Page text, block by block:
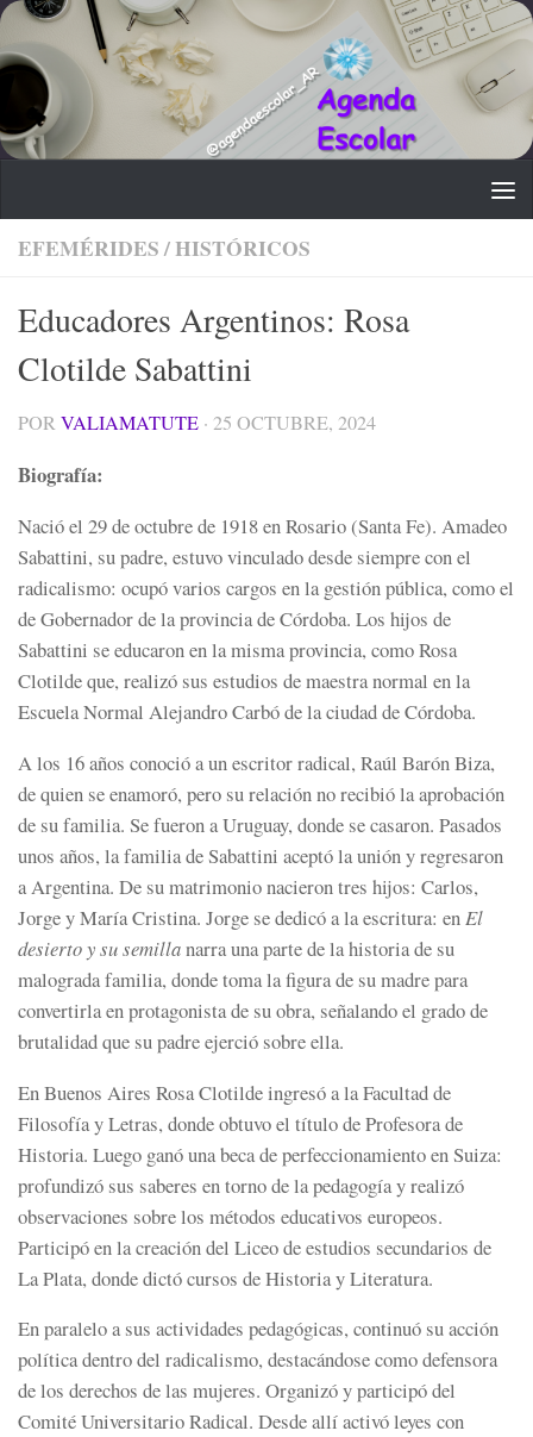
Saltar al contenido
EFEMÉRIDES/HISTÓRICOS
Educadores Argentinos: Rosa
Clotilde Sabattini
POR VALIAMATUTE · 25 OCTUBRE, 2024
Biografía:
Nació el 29 de octubre de 1918 en Rosario (Santa Fe). Amadeo
Sabattini, su padre, estuvo vinculado desde siempre con el
radicalismo: ocupó varios cargos en la gestión pública, como el
de Gobernador de la provincia de Córdoba. Los hijos de
Sabattini se educaron en la misma provincia, como Rosa
Clotilde que, realizó sus estudios de maestra normal en la
Escuela Normal Alejandro Carbó de la ciudad de Córdoba.
A los 16 años conoció a un escritor radical, Raúl Barón Biza,
de quien se enamoró, pero su relación no recibió la aprobación
de su familia. Se fueron a Uruguay, donde se casaron. Pasados
unos años, la familia de Sabattini aceptó la unión y regresaron
a Argentina. De su matrimonio nacieron tres hijos: Carlos,
Jorge y María Cristina. Jorge se dedicó a la escritura: enEl
desierto y su semillanarra una parte de la historia de su
malograda familia, donde toma la figura de su madre para
convertirla en protagonista de su obra, señalando el grado de
brutalidad que su padre ejerció sobre ella.
En Buenos Aires Rosa Clotilde ingresó a la Facultad de
Filosofía y Letras, donde obtuvo el título de Profesora de
Historia. Luego ganó una beca de perfeccionamiento en Suiza:
profundizó sus saberes en torno de la pedagogía y realizó
observaciones sobre los métodos educativos europeos.
Participó en la creación del Liceo de estudios secundarios de
La Plata, donde dictó cursos de Historia y Literatura.
En paralelo a sus actividades pedagógicas, continuó su acción
política dentro del radicalismo, destacándose como defensora
de los derechos de las mujeres. Organizó y participó del
Comité Universitario Radical. Desde allí activó leyes con